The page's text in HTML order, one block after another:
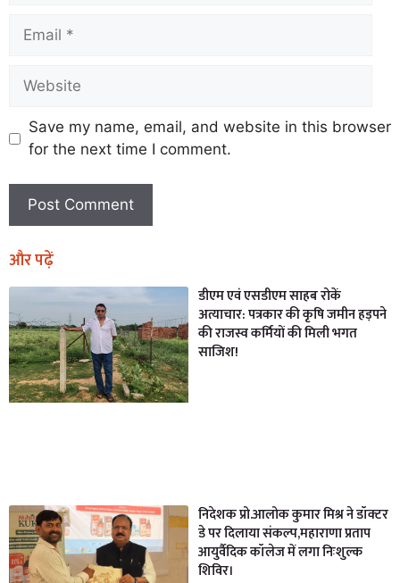
Save my name, email, and website in this browser
for the next time I comment.
और पढ़ें
डीएम एवं एसडीएम साहब रोकें
अत्याचार: पत्रकार की कृषि जमीन हड़पने
की राजस्व कर्मियों की मिली भगत
साजिश!
निदेशक प्रो.आलोक कुमार मिश्र ने डॉक्टर
डे पर दिलाया संकल्प,महाराणा प्रताप
आयुर्वैदिक कॉलेज में लगा निःशुल्क
शिविर।